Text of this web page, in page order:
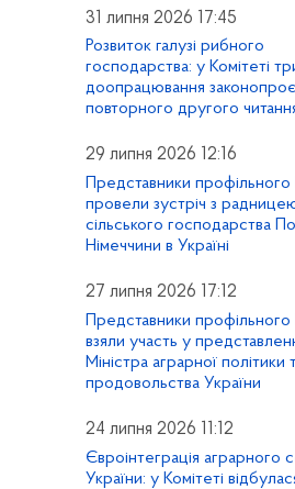
31 липня 2026 17:45
Розвиток галузі рибного
господарства: у Комітеті
доопрацювання
повторного другого
29 липня 2026 12:16
Представники профільного
провели зустріч з
сільського господарства
Німеччини в Україні
27 липня 2026 17:12
Представники профільного
взяли участь у
Міністра аграрної політики
продовольства України
24 липня 2026 11:12
Євроінтеграція аграрного
України: у Комітеті